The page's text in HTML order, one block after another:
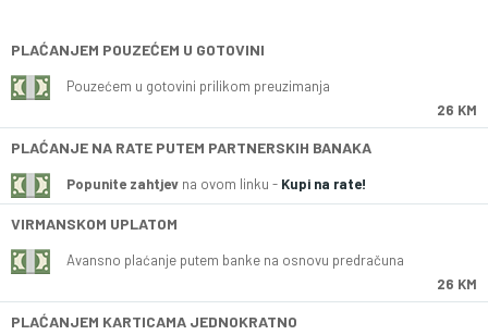
PLAĆANJEM POUZEĆEM U GOTOVINI
Pouzećem u gotovini prilikom preuzimanja
26 KM
PLAĆANJE NA RATE PUTEM PARTNERSKIH BANAKA
Popunite zahtjev na ovom linku - Kupi na rate!
VIRMANSKOM UPLATOM
Avansno plaćanje putem banke na osnovu predračuna
26 KM
PLAĆANJEM KARTICAMA JEDNOKRATNO